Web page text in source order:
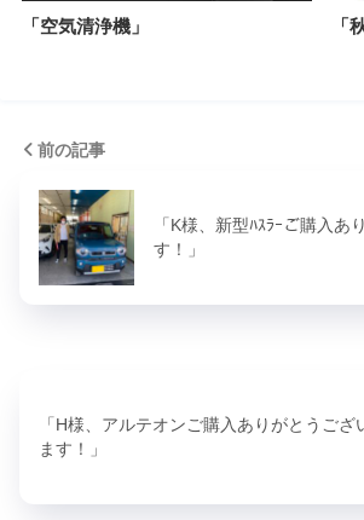
「空気清浄機」 「
前の記事
「K様、新型ﾊｽﾗｰご購入あ
す！」
「H様、アルテオンご購入ありがとうござ
ます！」